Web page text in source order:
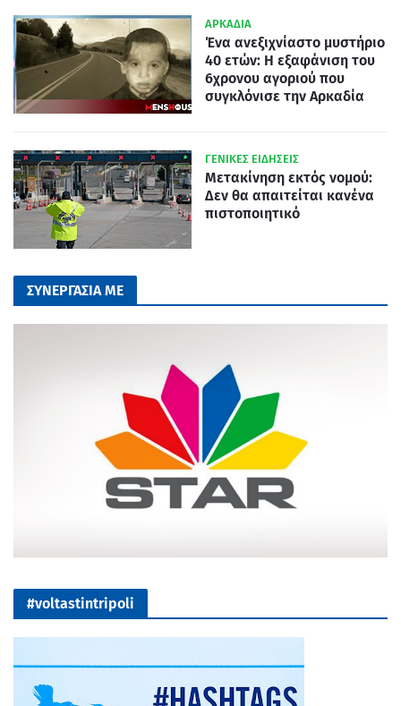
ΑΡΚΑΔΙΑ
Ένα ανεξιχνίαστο μυστήριο
40 ετών: Η εξαφάνιση του
6χρονου αγοριού που
συγκλόνισε την Αρκαδία
ΓΕΝΙΚΕΣ ΕΙΔΗΣΕΙΣ
Μετακίνηση εκτός νομού:
Δεν θα απαιτείται κανένα
πιστοποιητικό
ΣΥΝΕΡΓΑΣΙΑ ΜΕ
#voltastintripoli